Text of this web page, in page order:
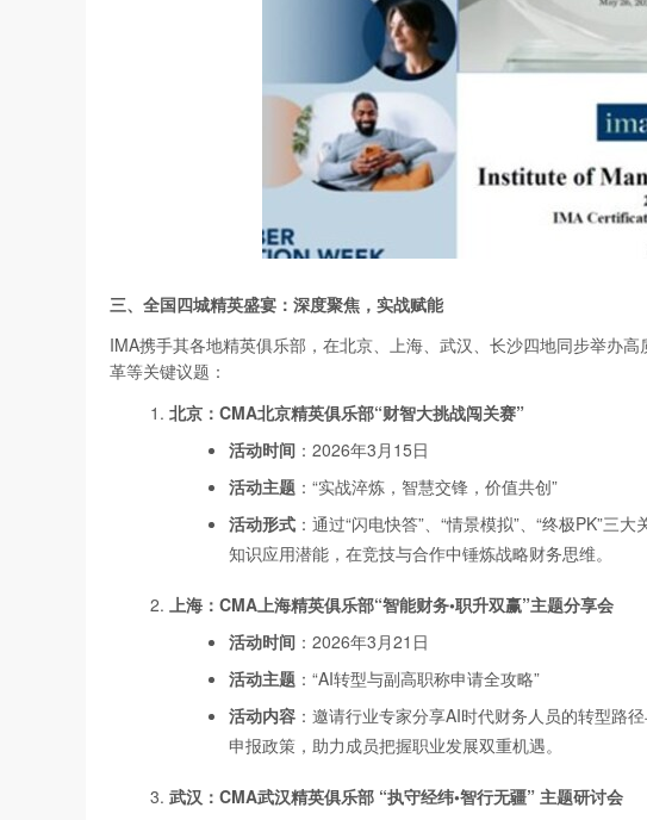
三、全国四城精英盛宴：深度聚焦，实战赋能
IMA携手其各地精英俱乐部，在北京、上海、武汉、长沙四地同步举办
革等关键议题：
北京：CMA北京精英俱乐部“财智大挑战闯关赛”
活动时间 ：2026年3月15日
活动主题 ：“实战淬炼，智慧交锋，价值共创”
活动形式 ：通过“闪电快答”、“情景模拟”、“终极PK”
知识应用潜能，在竞技与合作中锤炼战略财务思维。
上海：CMA上海精英俱乐部“智能财务•职升双赢”主题分享会
活动时间 ：2026年3月21日
活动主题 ：“AI转型与副高职称申请全攻略”
活动内容 ：邀请行业专家分享AI时代财务人员的转型路
申报政策，助力成员把握职业发展双重机遇。
武汉：CMA武汉精英俱乐部 “执守经纬•智行无疆” 主题研讨会